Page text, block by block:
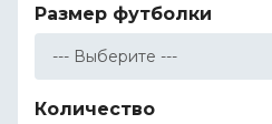
Размер футболки
Количество